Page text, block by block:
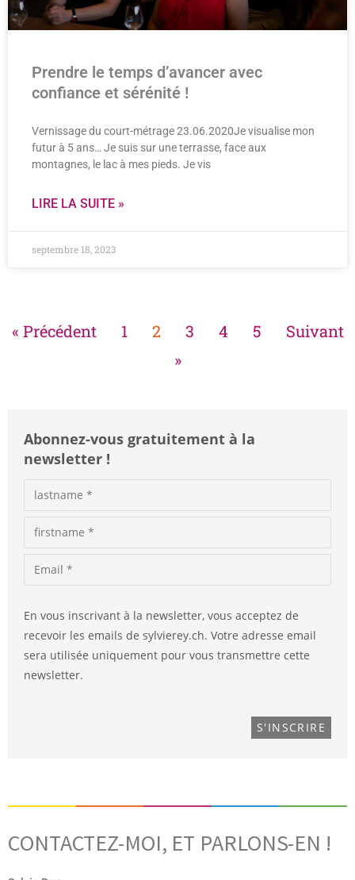
Prendre le temps d’avancer avec
confiance et sérénité !
Vernissage du court-métrage 23.06.2020Je visualise mon
futur à 5 ans… Je suis sur une terrasse, face aux
montagnes, le lac à mes pieds. Je vis
LIRE LA SUITE »
septembre 18, 2023
« Précédent 1 2 3 4 5
Suivant
»
Abonnez-vous gratuitement à la
newsletter !
En vous inscrivant à la newsletter, vous acceptez de
recevoir les emails de sylvierey.ch. Votre adresse email
sera utilisée uniquement pour vous transmettre cette
newsletter.
CONTACTEZ-MOI, ET PARLONS-EN !